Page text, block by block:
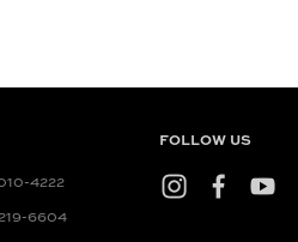
4222
6604
FOLLOW US